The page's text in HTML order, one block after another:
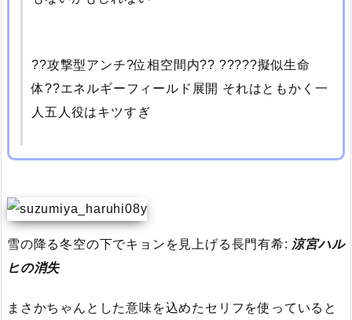
??攻撃型アンチ?位相空間内?? ?????擬似生命
体??エネルギーフィールド展開 それはともかく一
人五人役はキツすぎ
雪の降る冬空の下でキョンを見上げる長門有希: 涼宮ハル
ヒの消失
まさかちゃんとした意味を込めたセリフを使っていると